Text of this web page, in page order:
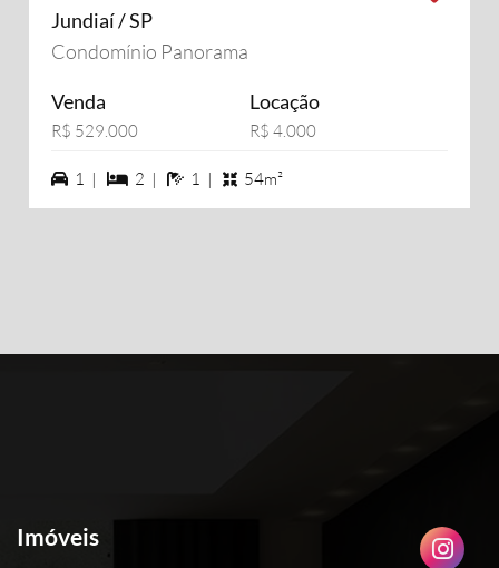
Jundiaí / SP
Condomínio Panorama
Venda
R$ 529.000
Locação
R$ 4.000
1 vagas na garagem
1 | 2 dormiórios
2 | 1 banheiros
1 | 54m²
Imóveis